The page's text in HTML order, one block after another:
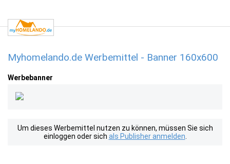
Myhomelando.de Werbemittel - Banner 160x600
Werbebanner
Um dieses Werbemittel nutzen zu können, müssen Sie sich
einloggen oder sich als Publisher anmelden